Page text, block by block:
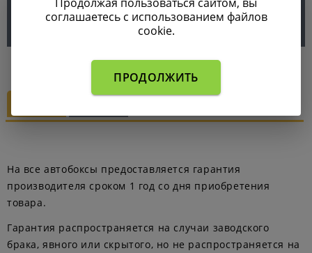
соглашаетесь с использованием файлов
cookie.
ПРОДОЛЖИТЬ
На все автобоксы предоставляется гарантия
производителя сроком 1 год со дня приобретения
товара.
Гарантия распространяется на случаи заводского
брака, явного или скрытого, но не распространяется на